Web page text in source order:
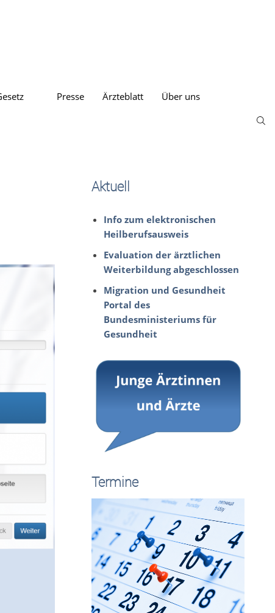
Presse Ärzteblatt
Über uns
Aktuell
Info zum elektronischen
Heilberufsausweis
Evaluation der ärztlichen
Weiterbildung abgeschlossen
Migration und Gesundheit
Portal des
Bundesministeriums für
Gesundheit
Termine